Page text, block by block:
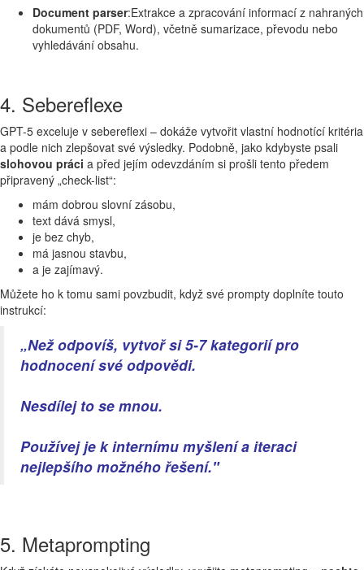
Document parser:Extrakce a zpracování informací z nahraných
dokumentů (PDF, Word), včetně sumarizace, převodu nebo
vyhledávání obsahu.
4. Sebereflexe
GPT-5 exceluje v sebereflexi – dokáže vytvořit vlastní hodnotící kritéria
a podle nich zlepšovat své výsledky. Podobně, jako kdybyste psali
slohovou práci a před jejím odevzdáním si prošli tento předem
připravený „check-list“:
mám dobrou slovní zásobu,
text dává smysl,
je bez chyb,
má jasnou stavbu,
a je zajímavý.
Můžete ho k tomu sami povzbudit, když své prompty doplníte touto
instrukcí:
„Než odpovíš, vytvoř si 5-7 kategorií pro
hodnocení své odpovědi.
Nesdílej to se mnou.
Používej je k internímu myšlení a iteraci
nejlepšího možného řešení."
5. Metaprompting